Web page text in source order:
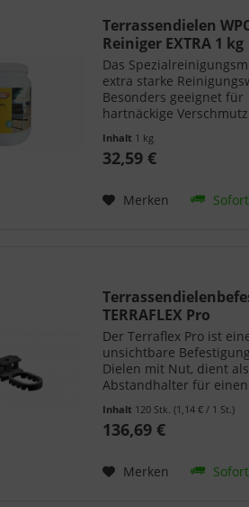
Terrassendielen
Reiniger EXTRA 1 kg
Das
extra starke
Besonders geeignet für
hartnäckige
bei normaler Reinigung
entfernen lassen. Die
Inhalt 1 kg
32,59 €
Merken
TERRAFLEX Pro
Der Terraflex Pro ist
unsichtbare
Dielen mit Nut, dient als
Abstandhalter für einen
nur 5 mm und bietet
konstruktiven
erlaubt eine Montage...
Inhalt 120 Stk. (1,14 € / 1 St.)
136,69 €
Merken